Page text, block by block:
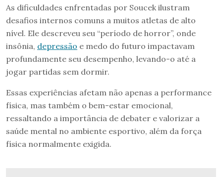
As dificuldades enfrentadas por Soucek ilustram
desafios internos comuns a muitos atletas de alto
nível. Ele descreveu seu “período de horror”, onde
insônia, depressão e medo do futuro impactavam
profundamente seu desempenho, levando-o até a
jogar partidas sem dormir.
Essas experiências afetam não apenas a performance
física, mas também o bem-estar emocional,
ressaltando a importância de debater e valorizar a
saúde mental no ambiente esportivo, além da força
física normalmente exigida.